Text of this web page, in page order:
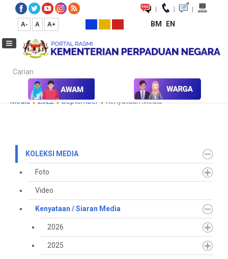
| | |
A- A A+ BM EN
Carian...
Laman Utama Media Koleksi Media
Kenyataan / Siaran
Media
2022 September Kenyataan Media
KOLEKSI MEDIA
Foto
Video
Kenyataan / Siaran Media
2026
2025